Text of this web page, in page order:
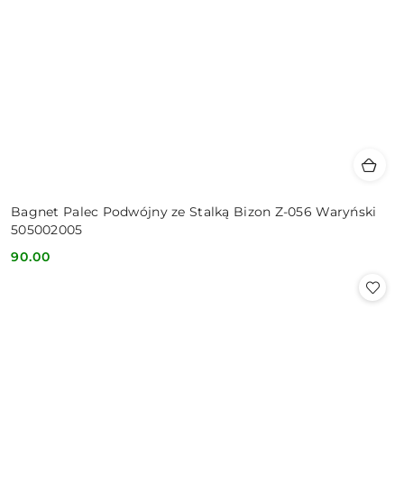
Bagnet Palec Podwójny ze Stalką Bizon Z-056 Waryński
505002005
Cena:
90.00